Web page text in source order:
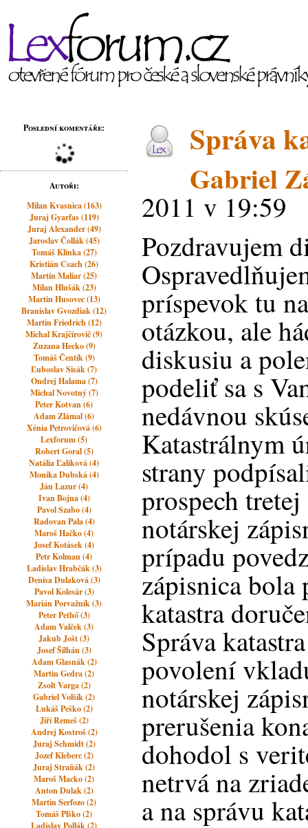
Poslední komentáře:
Autoři:
Milan Kvasnica (163)
Juraj Gyarfas (119)
Juraj Alexander (49)
Jaroslav Čollák (45)
Tomáš Klinka (27)
Kristián Csach (26)
Martin Maliar (25)
Milan Hlušák (23)
Martin Husovec (13)
Branislav Gvozdiak (12)
Martin Friedrich (12)
Michal Krajčírovič (9)
Zuzana Hecko (9)
Tomáš Čentík (9)
Ľuboslav Sisák (7)
Ondrej Halama (7)
Michal Novotný (7)
Peter Kotvan (6)
Adam Zlámal (6)
Xénia Petrovičová (6)
Lexforum (5)
Robert Goral (5)
Natália Ľalíková (4)
Monika Dubská (4)
Ján Lazur (4)
Ivan Bojna (4)
Pavol Szabo (4)
Radovan Pala (4)
Maroš Hačko (4)
Josef Kotásek (4)
Petr Kolman (4)
Ladislav Hrabčák (3)
Denisa Dulaková (3)
Pavol Kolesár (3)
Marián Porvažník (3)
Peter Pethő (3)
Adam Valček (3)
Jakub Jošt (3)
Josef Šilhán (3)
Adam Glasnák (2)
Martin Gedra (2)
Zsolt Varga (2)
Gabriel Volšík (2)
Lukáš Peško (2)
Jiří Remeš (2)
Andrej Kostroš (2)
Juraj Schmidt (2)
Jozef Kleberc (2)
Juraj Straňák (2)
Maroš Macko (2)
Anton Dulak (2)
Martin Serfozo (2)
Tomáš Plško (2)
Ladislav Pollák (2)
Správa
Gabriel
2011 v 19:59
Pozdravujem
príspevok tu
otázkou, ale
diskusiu a
podeliť sa s
nedávnou
Katastrálnym
strany
prospech
notárskej
prípadu
zápisnica bola
katastra
Správa
povolení
notárskej
prerušenia
dohodol s
netrvá na
a na správu